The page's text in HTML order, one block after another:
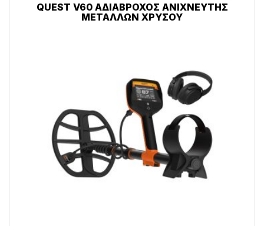
QUEST V60 ΑΔΙΆΒΡΟΧΟΣ ΑΝΙΧΝΕΥΤΉΣ
ΜΕΤΆΛΛΩΝ ΧΡΥΣΟΎ